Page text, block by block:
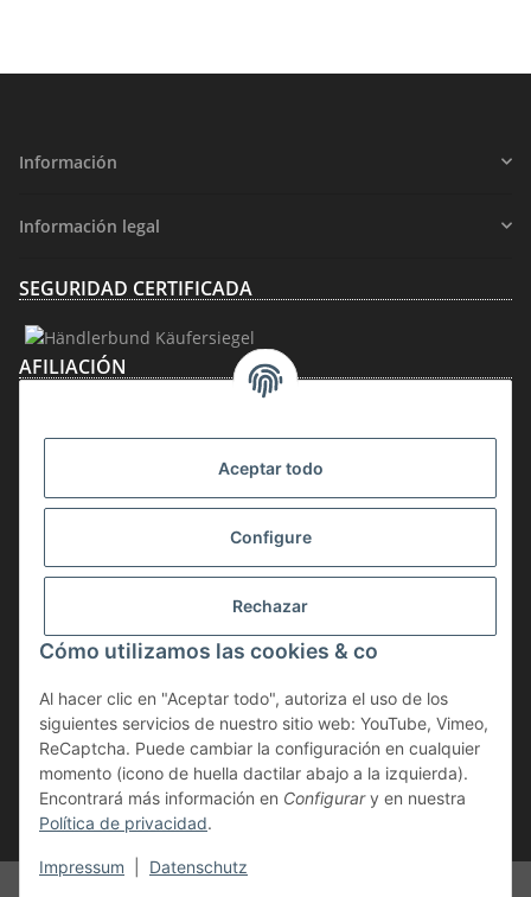
Aceptar todo
Configure
Rechazar
Cómo utilizamos las cookies & co
Al hacer clic en "Aceptar todo", autoriza el uso de los
siguientes servicios de nuestro sitio web: YouTube, Vimeo,
ReCaptcha. Puede cambiar la configuración en cualquier
momento (icono de huella dactilar abajo a la izquierda).
Encontrará más información en Configurary en nuestra
Política de privacidad.
Impressum Datenschutz
Información
Información legal
SEGURIDAD CERTIFICADA
AFILIACIÓN
Desistir del contrato
La mercancía está sujeta al impuesto sobre la diferencia. Por lo tanto, el
IVA incluido en el precio de compra no se indica por separado en la
factura.
** válido para entregas dentro de Alemania; para los plazos de entrega a
otros países, consulte el botón « Envío »